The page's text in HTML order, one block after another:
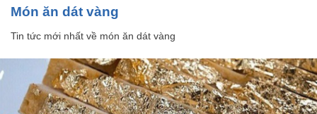
món ăn dát vàng
Tin tức mới nhất về món ăn dát vàng